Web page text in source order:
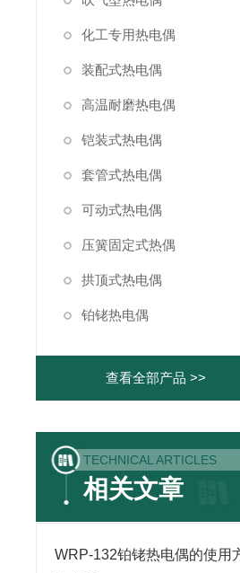
化工专用热电偶
装配式热电偶
高温耐磨热电偶
铠装式热电偶
套管式热电偶
可动式热电偶
压簧固定式热偶
拱顶式热电偶
铂铑热电偶
查看全部产品 >>
TECHNICAL ARTICLES
相关文章
WRP-132铂铑热电偶的使用